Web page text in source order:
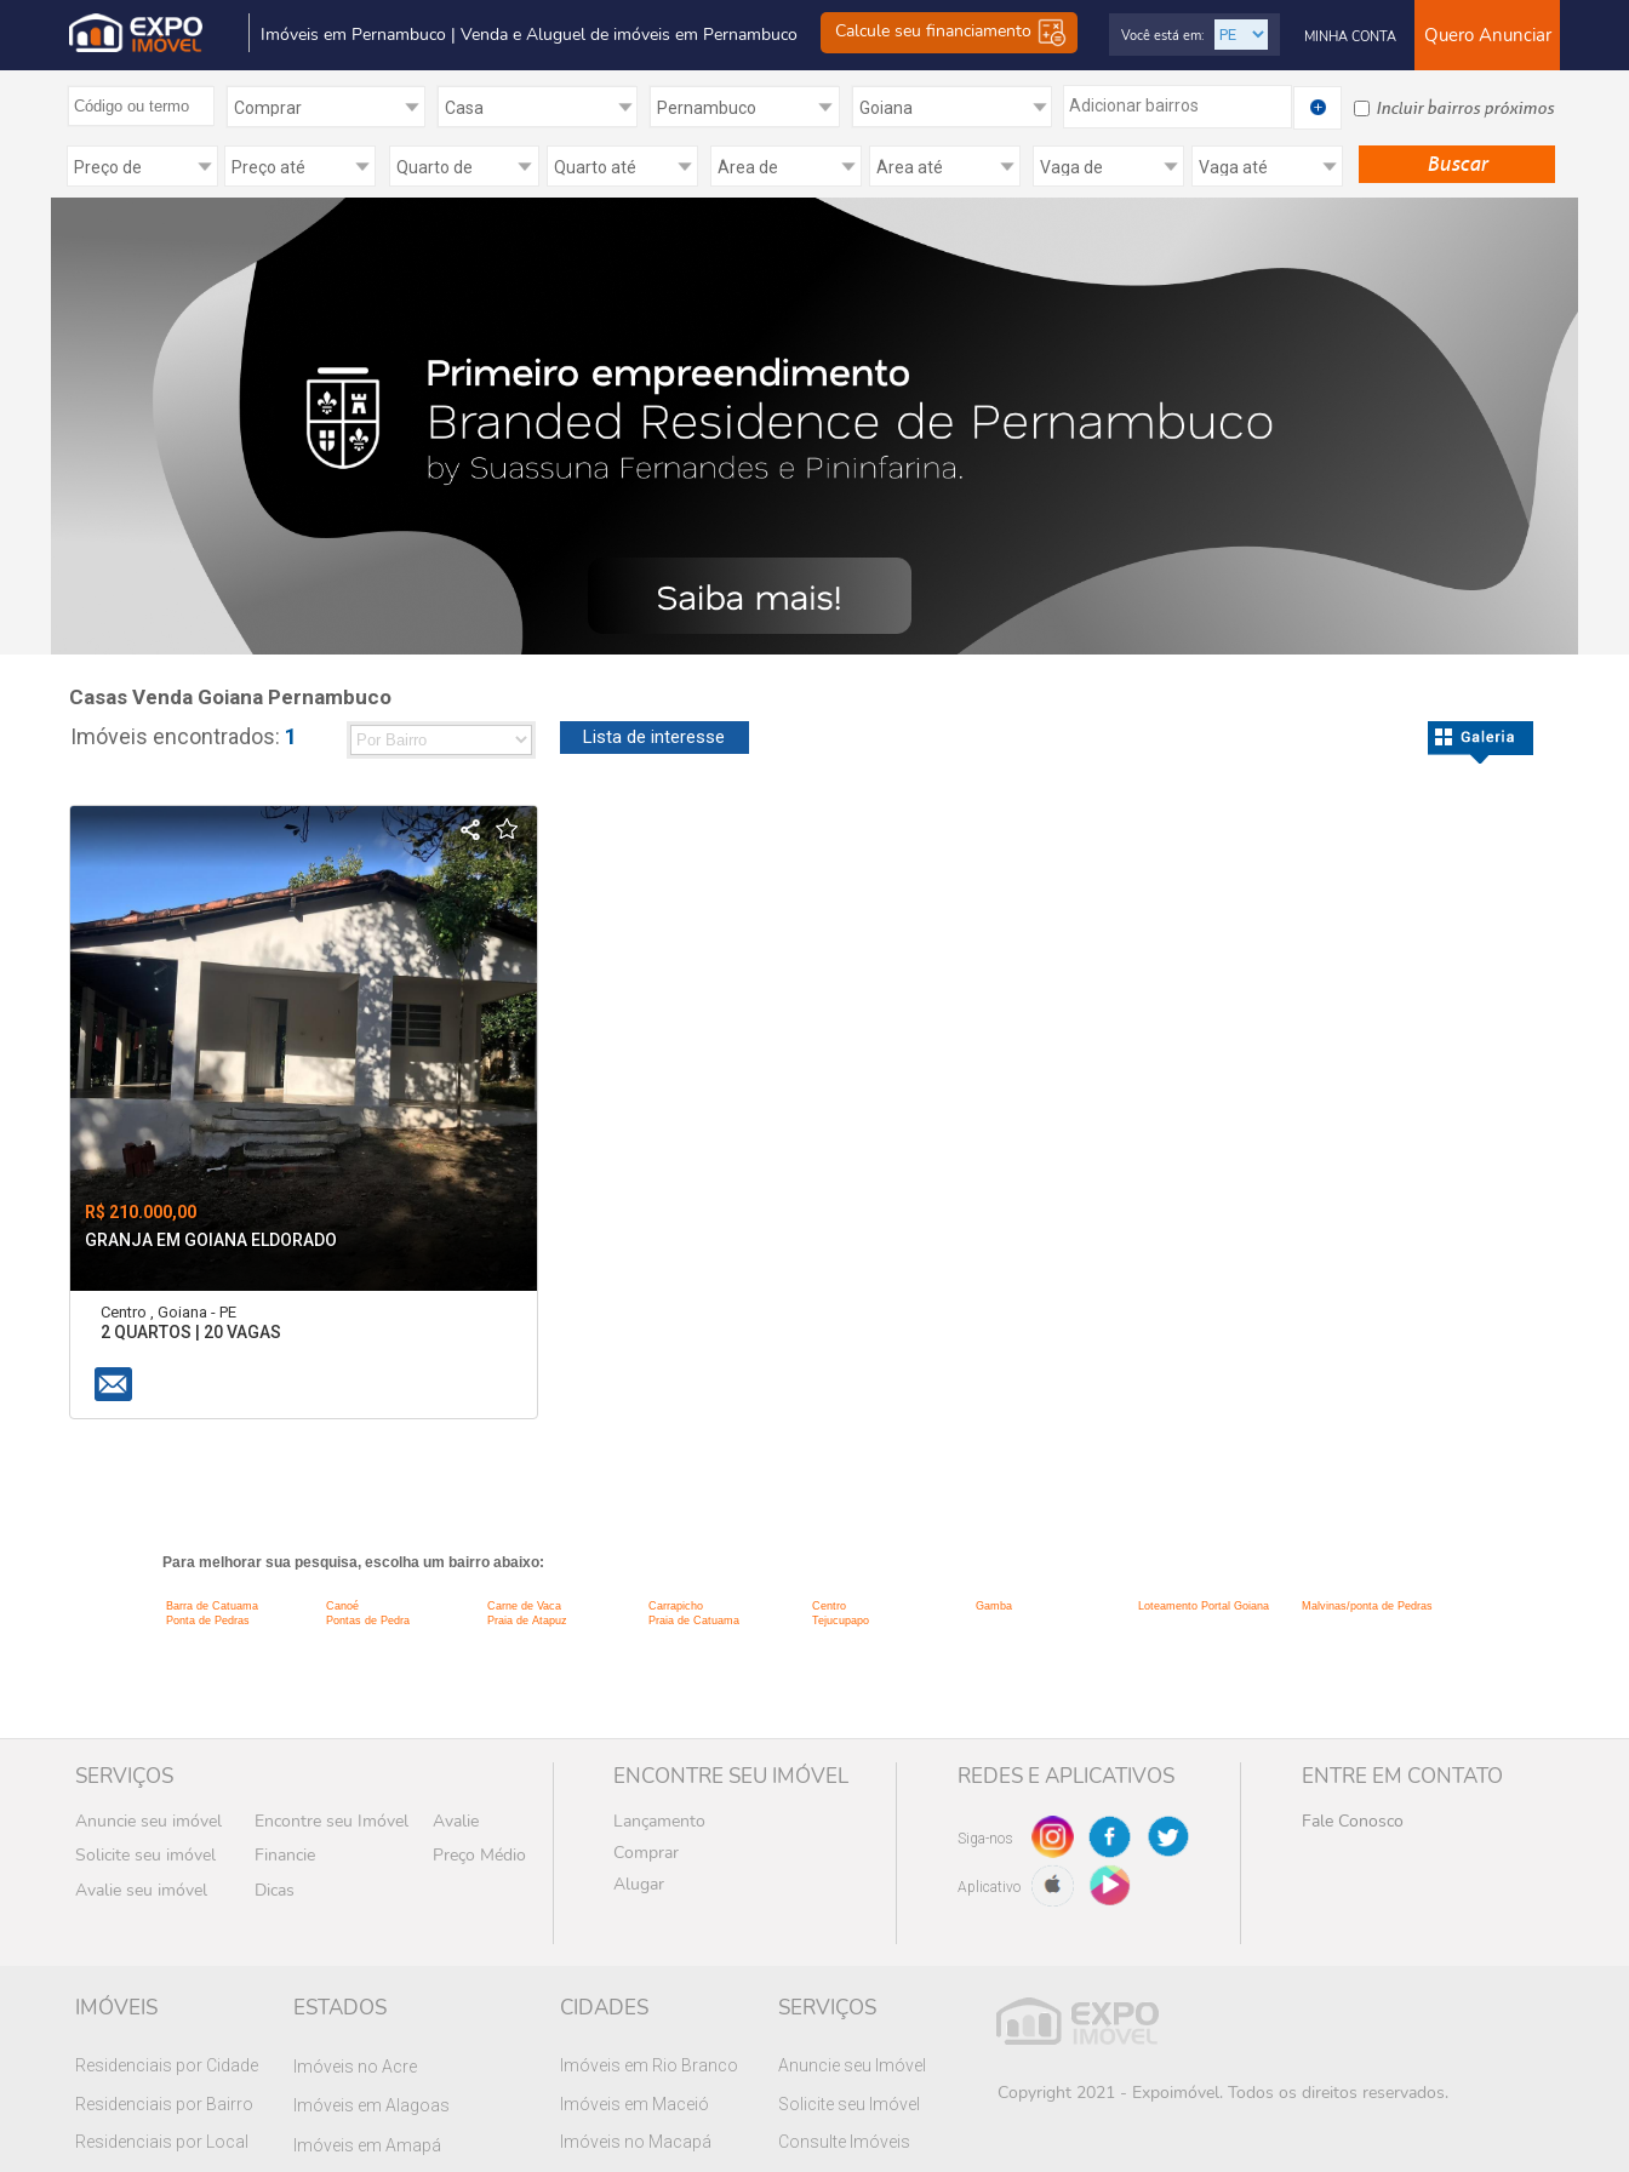
Imóveis em Pernambuco | Venda e Aluguel de imóveis em Pernambuco Calcule seu financiamento Quero Anunciar
MINHA CONTA
Você está em:
Adicionar bairros Incluir bairros próximos
Casas Venda Goiana Pernambuco
Imóveis encontrados: 1 Lista de interesse
R$ 210.000,00
GRANJA EM GOIANA ELDORADO
Centro , Goiana - PE
2 QUARTOS | 20 VAGAS
Para melhorar sua pesquisa, escolha um bairro abaixo:
Barra de Catuama Canoé Carne de Vaca Carrapicho Centro Gamba Loteamento Portal Goiana
Malvinas/ponta de Pedras
Ponta de Pedras
Pontas de Pedra Praia de Atapuz Praia de Catuama Tejucupapo
SERVIÇOS
Anuncie seu imóvel Encontre seu Imóvel
Avalie
Solicite seu imóvel
Financie
Preço Médio
Avalie seu imóvel
Dicas
ENCONTRE SEU IMÓVEL
Lançamento
Comprar
Alugar
REDES E APLICATIVOS
Siga-nos
Aplicativo
ENTRE EM CONTATO
Fale Conosco
IMÓVEIS
Residenciais por Cidade
Residenciais por Bairro
Residenciais por Local
ESTADOS
Imóveis no Acre
Imóveis em Alagoas
Imóveis em Amapá
CIDADES
Imóveis em Rio Branco
Imóveis em Maceió
Imóveis no Macapá
SERVIÇOS
Anuncie seu Imóvel
Solicite seu Imóvel
Consulte Imóveis
Copyright 2021 - Expoimóvel. Todos os direitos reservados.